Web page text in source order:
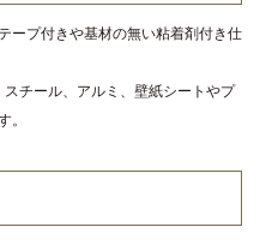
ープ付きや基材の無い粘着剤付き仕
スチール、アルミ、壁紙シートやプ
。